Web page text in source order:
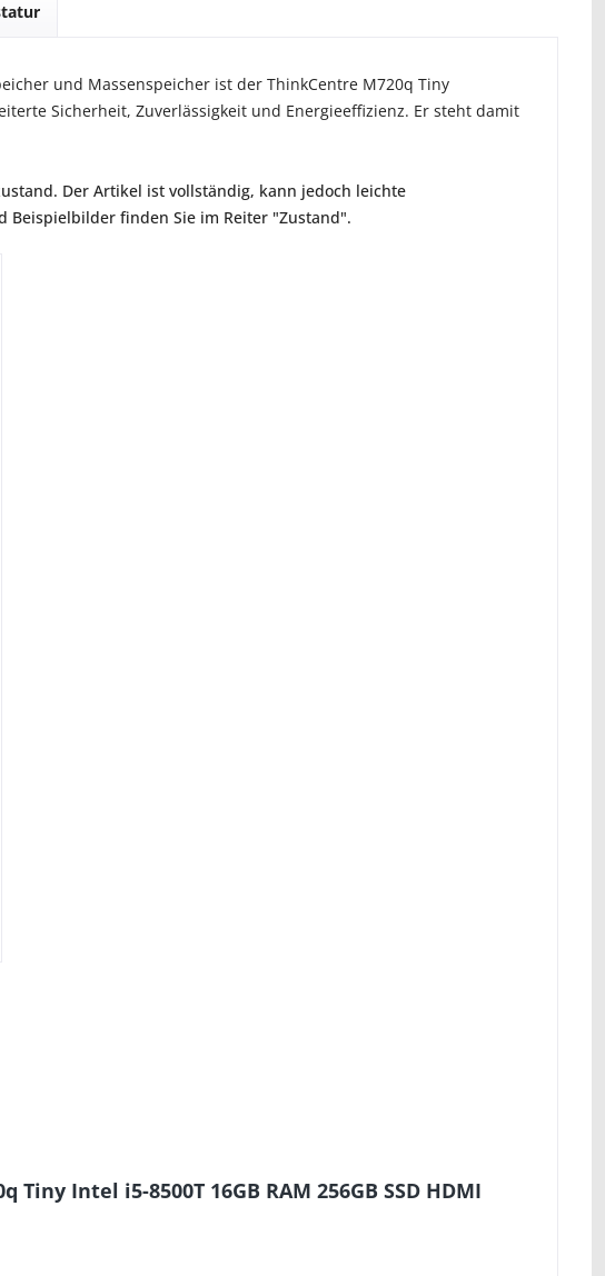
und Massenspeicher ist der ThinkCentre M720q Tiny
Sicherheit, Zuverlässigkeit und Energieeffizienz. Er steht damit
Der Artikel ist vollständig, kann jedoch leichte
finden Sie im Reiter "Zustand".
Intel i5-8500T 16GB RAM 256GB SSD HDMI